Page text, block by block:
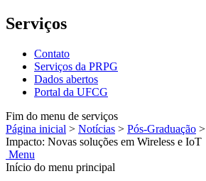
Serviços
Contato
Serviços da PRPG
Dados abertos
Portal da UFCG
Fim do menu de serviços
Página inicial > Notícias > Pós-Graduação >
Impacto: Novas soluções em Wireless e IoT
Menu
Início do menu principal